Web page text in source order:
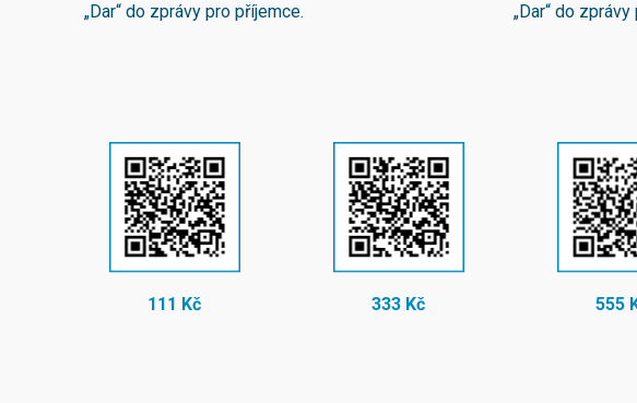
„Dar“ do zprávy pro příjemce.
„Dar“ do
111 Kč 333 Kč 555